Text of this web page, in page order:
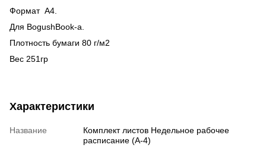
Формат А4.
Для BogushBook-а.
Плотность бумаги 80 г/м2
Вес 251гр
Характеристики
Название
Комплект листов Недельное рабочее
расписание (А-4)